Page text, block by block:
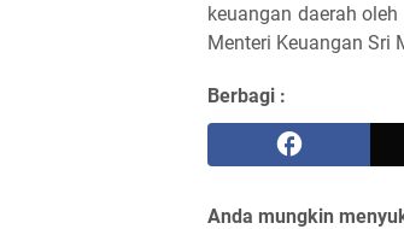
keuangan daerah
Menteri Keuangan Sri
Berbagi :
Anda mungkin